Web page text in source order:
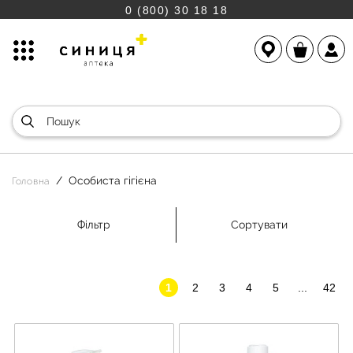
0 (800) 30 18 18
Головна Особиста гігієна
Фільтр Сортувати
1 2 3 4 5 42